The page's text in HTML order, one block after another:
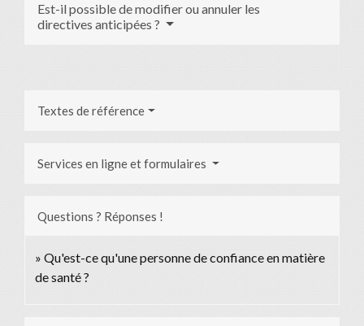
Est-il possible de modifier ou annuler les
directives anticipées ?
Textes de référence
Services en ligne et formulaires
Questions ? Réponses !
Qu'est-ce qu'une personne de confiance en matière
de santé ?